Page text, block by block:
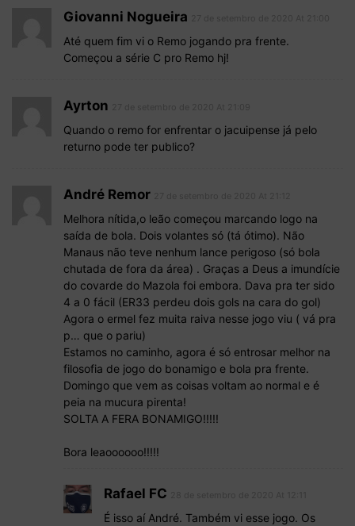
Giovanni Nogueira
Até quem fim vi o Remo jogando pra frente.
Começou a série C pro Remo hj!
Ayrton
Quando o remo for enfrentar o jacuipense já pelo
returno pode ter publico?
André Remor
Melhora nítida,o leão começou marcando logo na
saída de bola. Dois volantes só (tá ótimo). Não
Manaus não teve nenhum lance perigoso (só bola
chutada de fora da área) . Graças a Deus a imundície
do covarde do Mazola foi embora. Dava pra ter sido
4 a 0 fácil (ER33 perdeu dois gols na cara do gol)
Agora o ermel fez muita raiva nesse jogo viu ( vá pra
p… que o pariu)
Estamos no caminho, agora é só entrosar melhor na
filosofia de jogo do bonamigo e bola pra frente.
Domingo que vem as coisas voltam ao normal e é
peia na mucura pirenta!
SOLTA A FERA BONAMIGO!!!!!
Bora leaoooooo!!!!!
Rafael FC
É isso aí André. Também vi esse jogo. Os